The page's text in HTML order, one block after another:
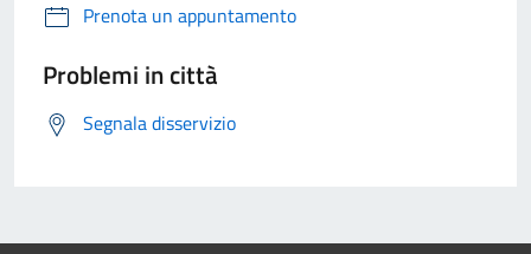
Prenota un appuntamento
Problemi in città
Segnala disservizio